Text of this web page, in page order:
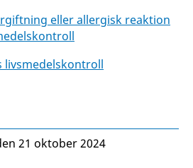
eller allergisk reaktion
livsmedelskontroll
21 oktober 2024